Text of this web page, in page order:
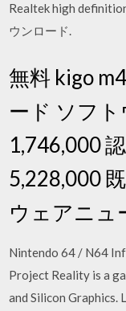
Realtek high
ウンロード.
無料 kigo
ード ソフ
1,746,000
5,228,000
ウェアニュ
Nintendo 64 / N64
Project Reality is a
and Silicon Graphics.